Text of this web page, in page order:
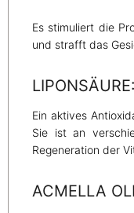
Es stimuliert die
und strafft das
LIPONSÄURE:
Ein aktives
Sie ist an
Regeneration der
ACMELLA